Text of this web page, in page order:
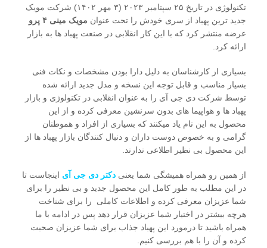
تکنولوژی در تاریخ ۲۵ سپتامبر ۲۰۲۳ (۳ مهر ۱۴۰۲) شرکت مویک
جدید ترین پهباد از سری خودش را تحت عنوان مویک مینی ۴ پرو
عرضه منتشر کرد که با این کار انقلابی در صنعت پهباد ها به بازار
ارائه کرد.
بسیاری از کارشناسان به دلیل دارا بودن مشخصات و نکات فنی
بسیار مناسب و قابل توجه این نسخه و مدل جدید ارائه شده
توسط شرکت دی جی آی را به عنوان انقلابی در تکنولوژی و بازار
پهباد ها و هواپیما های بدون سرنشین معرفی کرده و از این
محصول به این نام یاد میکنند که بسیاری از افراد و هموطنان
گرامی و به خصوص دوست داران و دنبال کنندگان بازار پهباد ها از
این محصول بی نظیر اطلاعی ندارند.
از همین رو همراه همیشگی شما یعنی دکتر دی جی آی اینجاست تا
در این مطلب به طور کامل این محصول جدید و بی نظیر را برای
شما عزیزان معرفی کرده و اطلاعات کاملی را برای شناخت
هرچه بیشتر در اختیار شما عزیزان قرار دهد پس در ادامه با ما
همراه باشید تا درمورد این پهباد جذاب برای شما عزیزان صحبت
کرده و آن را با هم بررسی کنیم.